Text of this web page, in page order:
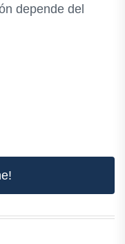
depende del